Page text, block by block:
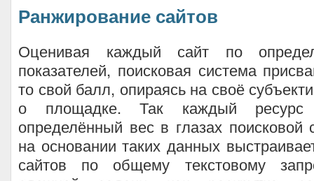
Ранжирование сайтов
Оценивая каждый сайт по
показателей, поисковая система
то свой балл, опираясь на своё
о площадке. Так каждый ресурс
определённый вес в глазах поисковой
на основании таких данных
сайтов по общему текстовому